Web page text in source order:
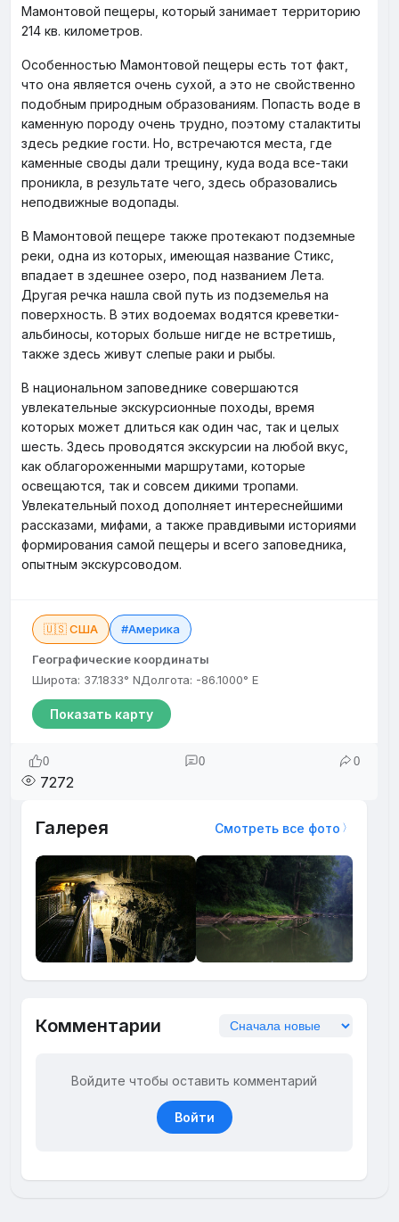
Мамонтовой пещеры, который занимает территорию
214 кв. километров.
Особенностью Мамонтовой пещеры есть тот факт,
что она является очень сухой, а это не свойственно
подобным природным образованиям. Попасть воде в
каменную породу очень трудно, поэтому сталактиты
здесь редкие гости. Но, встречаются места, где
каменные своды дали трещину, куда вода все-таки
проникла, в результате чего, здесь образовались
неподвижные водопады.
В Мамонтовой пещере также протекают подземные
реки, одна из которых, имеющая название Стикс,
впадает в здешнее озеро, под названием Лета.
Другая речка нашла свой путь из подземелья на
поверхность. В этих водоемах водятся креветки-
альбиносы, которых больше нигде не встретишь,
также здесь живут слепые раки и рыбы.
В национальном заповеднике совершаются
увлекательные экскурсионные походы, время
которых может длиться как один час, так и целых
шесть. Здесь проводятся экскурсии на любой вкус,
как облагороженными маршрутами, которые
освещаются, так и совсем дикими тропами.
Увлекательный поход дополняет интереснейшими
рассказами, мифами, а также правдивыми историями
формирования самой пещеры и всего заповедника,
опытным экскурсоводом.
🇺🇸 США #Америка
Географические координаты
Широта: 37.1833° NДолгота: -86.1000° E
Показать карту
0 0 0
7272
Галерея Смотреть все фото
Комментарии
Войдите чтобы оставить комментарий
Войти